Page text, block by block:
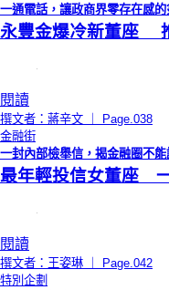
一通電話，讓政商界零存在感
永豐金爆冷新董座
閱讀
撰文者：蔣辛文 ｜ Page.038
金融街
一封內部檢舉信，揭金融圈不
最年輕投信女董座
閱讀
撰文者：王姿琳 ｜ Page.042
特別企劃